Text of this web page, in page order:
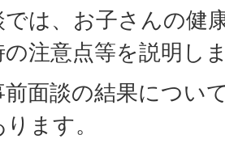
では、お子さんの健
の注意点等を説明し
前面談の結果につい
ます。